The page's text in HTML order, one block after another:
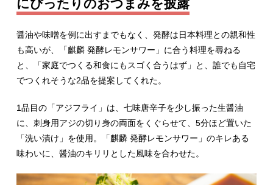
にぴったりのおつまみを披露
醤油や味噌を例に出すまでもなく、発酵は日本料理との親和性
も高いが、「麒麟 発酵レモンサワー」に合う料理を尋ねる
と、「家庭でつくる和食にもスゴく合うはず」と、誰でも自宅
でつくれそうな2品を提案してくれた。
1品目の「アジフライ」は、七味唐辛子を少し振った生醤油
に、刺身用アジの切り身の両面をくぐらせて、5分ほど置いた
「洗い漬け」を使用。「麒麟 発酵レモンサワー」のキレある
味わいに、醤油のキリリとした風味を合わせた。